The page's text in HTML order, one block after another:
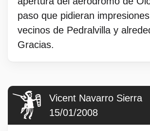
paso que pidieran
vecinos de Pedralvilla y
Gracias.
Vicent Navarro Sierra
15/01/2008